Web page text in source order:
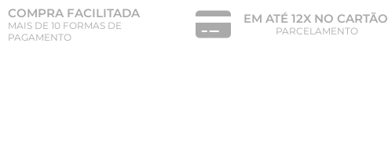
COMPRA FACILITADA
MAIS DE 10 FORMAS DE
PAGAMENTO
EM ATÉ 12X NO CARTÃO
PARCELAMENTO